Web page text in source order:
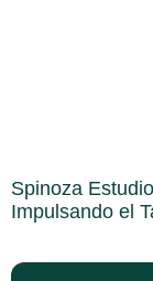
Spinoza
Impulsando el